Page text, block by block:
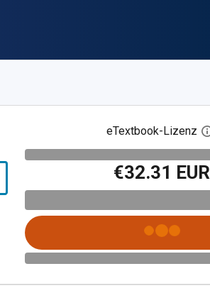
eTextbook-Lizenz
€32.31 EUR